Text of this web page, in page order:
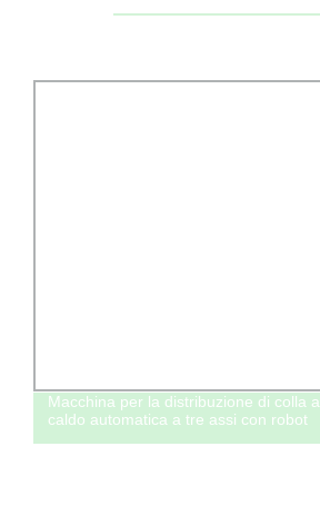
Macchina per la distribuzione di colla a
caldo automatica a tre assi con robot